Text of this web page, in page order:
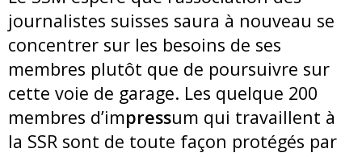
journalistes suisses saura à nouveau se
concentrer sur les besoins de ses
membres plutôt que de poursuivre sur
cette voie de garage. Les quelque 200
membres d’impressum qui travaillent à
la SSR sont de toute façon protégés par